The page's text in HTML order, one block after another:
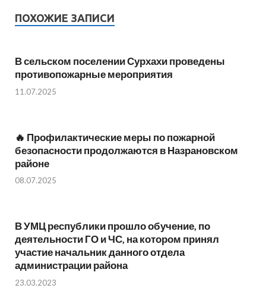
ПОХОЖИЕ ЗАПИСИ
В сельском поселении Сурхахи проведены
противопожарные мероприятия
11.07.2025
🔥 Профилактические меры по пожарной
безопасности продолжаются в Назрановском
районе
08.07.2025
В УМЦ республики прошло обучение, по
деятельности ГО и ЧС, на котором принял
участие начальник данного отдела
администрации района
23.03.2023